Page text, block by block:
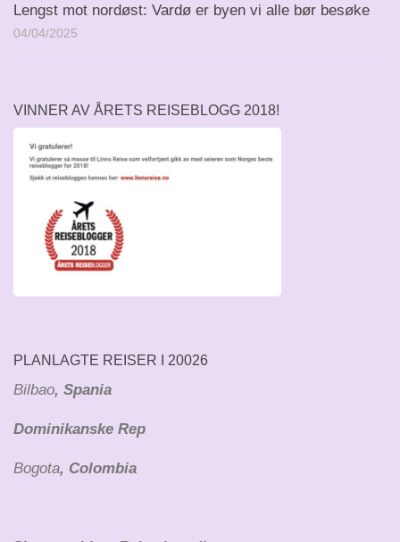
Lengst mot nordøst: Vardø er byen vi alle bør besøke
04/04/2025
VINNER AV ÅRETS REISEBLOGG 2018!
PLANLAGTE REISER I 20026
Bilbao, Spania
Dominikanske Rep
Bogota, Colombia